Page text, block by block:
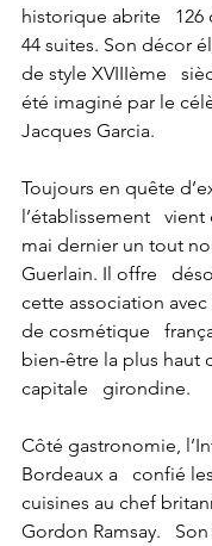
historique abrite
44 suites. Son décor
de style XVIIIème
été imaginé par le
Jacques Garcia.
Toujours en quête
l’établissement   vient
mai dernier un tout
Guerlain. Il offre
cette association avec
de cosmétique
bien-être la plus haut
capitale   girondine.
Côté gastronomie,
Bordeaux a   confié
cuisines au chef
Gordon Ramsay.